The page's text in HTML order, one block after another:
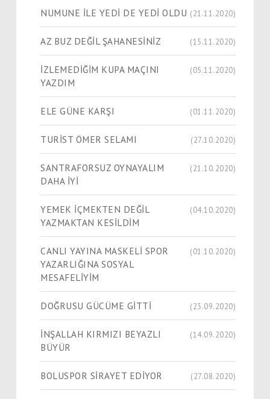
NUMUNE İLE YEDİ DE YEDİ OLDU (21.11.2020)
AZ BUZ DEĞİL ŞAHANESİNİZ (15.11.2020)
İZLEMEDİĞİM KUPA MAÇINI
YAZDIM
(05.11.2020)
ELE GÜNE KARŞI (01.11.2020)
TURİST ÖMER SELAMI (27.10.2020)
SANTRAFORSUZ OYNAYALIM
DAHA İYİ
(21.10.2020)
YEMEK İÇMEKTEN DEĞİL
YAZMAKTAN KESİLDİM
(04.10.2020)
CANLI YAYINA MASKELİ SPOR
YAZARLIĞINA SOSYAL
MESAFELİYİM
(01.10.2020)
DOĞRUSU GÜCÜME GİTTİ (23.09.2020)
İNŞALLAH KIRMIZI BEYAZLI
BÜYÜR
(14.09.2020)
BOLUSPOR SİRAYET EDİYOR (27.08.2020)